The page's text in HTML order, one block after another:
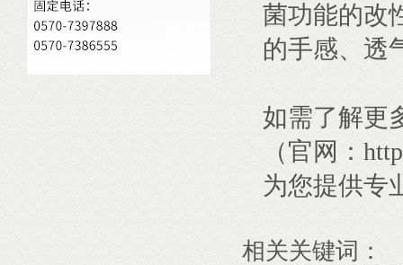
菌功能的改
的手感、透
如需了解更
（官网：
为您提供专
相关关键词：